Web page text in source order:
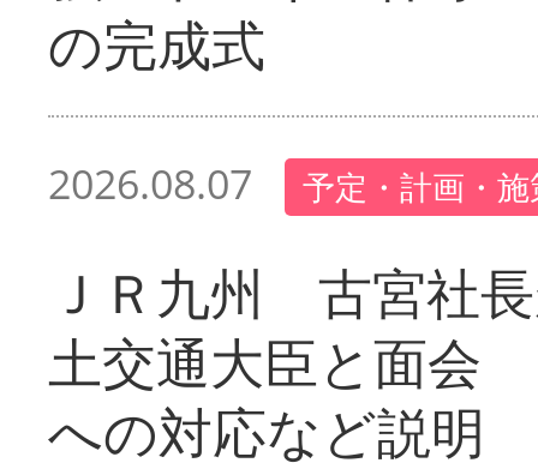
の完成式
2026.08.07 予定・計画・
ＪＲ九州 古宮社
土交通大臣と面会
への対応など説明